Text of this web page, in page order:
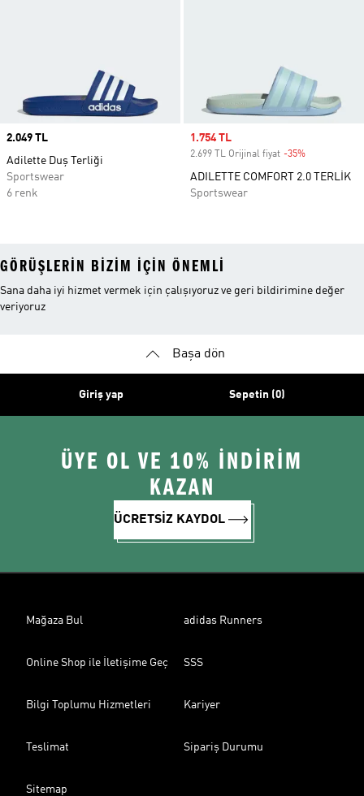
Price
2.049 TL
Adilette Duş Terliği
Sportswear
6 renk
Sale price
1.754 TL
2.699 TL Orijinal fiyat -35%
ADILETTE COMFORT 2.0 TERLİK
Sportswear
GÖRÜŞLERIN BIZIM IÇIN ÖNEMLI
Sana daha iyi hizmet vermek için çalışıyoruz ve geri bildirimine değer
veriyoruz
Başa dön
Giriş yap Sepetin (0)
ÜYE OL VE 10% İNDİRİM
KAZAN
ÜCRETSİZ KAYDOL
Mağaza Bul adidas Runners
Online Shop ile İletişime Geç SSS
Bilgi Toplumu Hizmetleri Kariyer
Teslimat Sipariş Durumu
Sitemap